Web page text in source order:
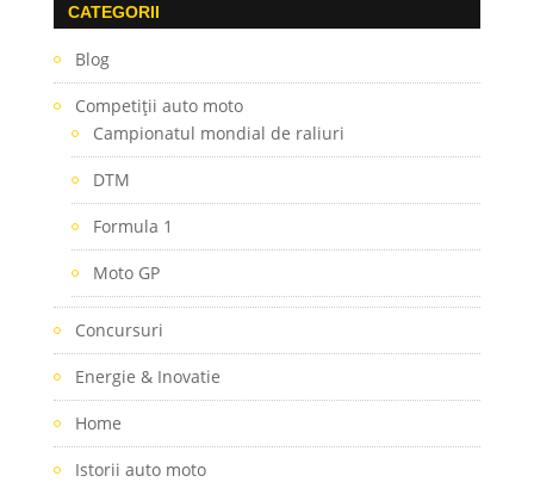
CATEGORII
Blog
Competiţii auto moto
Campionatul mondial de raliuri
DTM
Formula 1
Moto GP
Concursuri
Energie & Inovatie
Home
Istorii auto moto